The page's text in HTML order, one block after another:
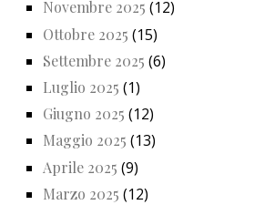
Novembre 2025 (12)
Ottobre 2025 (15)
Settembre 2025 (6)
Luglio 2025 (1)
Giugno 2025 (12)
Maggio 2025 (13)
Aprile 2025 (9)
Marzo 2025 (12)